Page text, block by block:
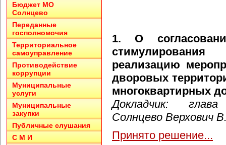
1. О
реализацию
дворовых
многоквартирных
Докладчик:
Солнцево Верхович
Принято решение...
Бюджет МО
Солнцево
Переданные
госполномочия
Территориальное
самоуправление
Противодействие
коррупции
Муниципальные
услуги
Муниципальные
закупки
Публичные слушания
С М И